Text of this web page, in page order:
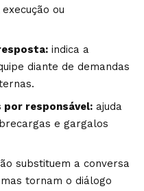
ou
indica a
diante de demandas
por responsável: ajuda
e gargalos
substituem a conversa
tornam o diálogo